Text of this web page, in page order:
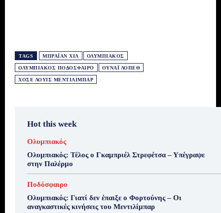
TAGS ΜΠΡΆΙΑΝ ΧΙΛ ΟΛΥΜΠΙΑΚΌΣ
ΟΛΥΜΠΙΑΚΌΣ ΠΟΔΌΣΦΑΙΡΟ ΟΥΝΆΙ ΛΌΠΕΘ
ΧΟΣΈ ΛΟΥΊΣ ΜΕΝΤΙΛΊΜΠΑΡ
Hot this week
Ολυμπιακός
Ολυμπιακός: Τέλος ο Γκαμπριέλ Στρεφέτσα – Υπέγραψε
στην Παλέρμο
Ποδόσφαιρο
Ολυμπιακός: Γιατί δεν έπαιξε ο Φορτούνης – Οι
αναγκαστικές κινήσεις του Μεντιλίμπαρ